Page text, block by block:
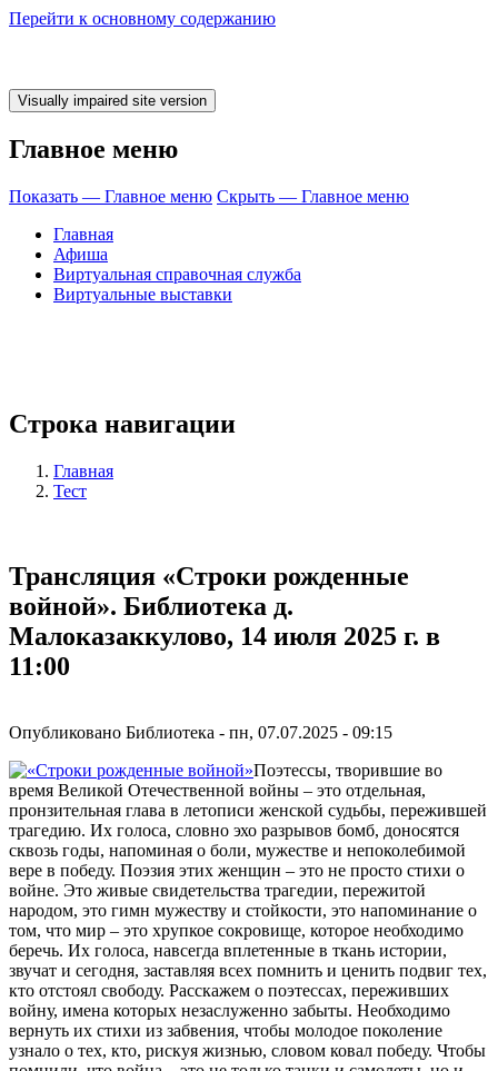
Перейти к основному содержанию
Главное меню
Показать — Главное меню Скрыть — Главное меню
Главная
Афиша
Виртуальная справочная служба
Виртуальные выставки
Строка навигации
Главная
Тест
Трансляция «Строки рожденные
войной». Библиотека д.
Малоказаккулово, 14 июля 2025 г. в
11:00
Опубликовано Библиотека - пн, 07.07.2025 - 09:15
Поэтессы, творившие во
время Великой Отечественной войны – это отдельная,
пронзительная глава в летописи женской судьбы, пережившей
трагедию. Их голоса, словно эхо разрывов бомб, доносятся
сквозь годы, напоминая о боли, мужестве и непоколебимой
вере в победу. Поэзия этих женщин – это не просто стихи о
войне. Это живые свидетельства трагедии, пережитой
народом, это гимн мужеству и стойкости, это напоминание о
том, что мир – это хрупкое сокровище, которое необходимо
беречь. Их голоса, навсегда вплетенные в ткань истории,
звучат и сегодня, заставляя всех помнить и ценить подвиг тех,
кто отстоял свободу. Расскажем о поэтессах, переживших
войну, имена которых незаслуженно забыты. Необходимо
вернуть их стихи из забвения, чтобы молодое поколение
узнало о тех, кто, рискуя жизнью, словом ковал победу. Чтобы